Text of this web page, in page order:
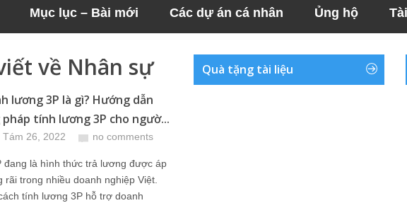
Mục lục – Bài mới Các dự án cá nhân Ủng hộ
về Nhân sự
lương 3P là gì? Hướng dẫn
tính lương 3P cho ngườ...
Tám 26, 2022 no comments
đang là hình thức trả lương được áp
rãi trong nhiều doanh nghiệp Việt.
tính lương 3P hỗ trợ doanh
Quà tặng tài liệu